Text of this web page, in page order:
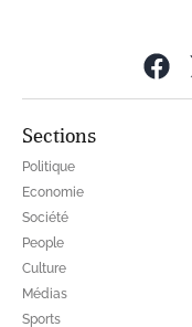
Sections
Politique
Economie
Société
People
Culture
Médias
Sports